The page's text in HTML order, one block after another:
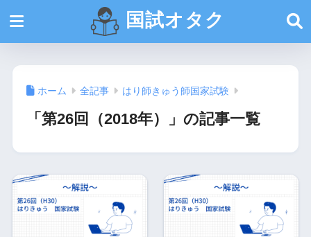
国試オタク
ホーム 全記事 はり師きゅう師国家試験
「第26回（2018年）」の記事一覧